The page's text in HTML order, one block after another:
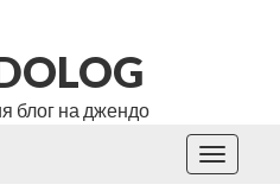
блог на джендо
Toggle